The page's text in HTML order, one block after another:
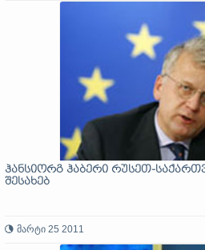
ჰანსიორგ ჰაბერი რუსეთ-
შესახებ
მარტი 25 2011